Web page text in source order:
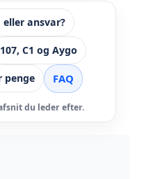
eller ansvar?
107, C1 og Aygo
penge FAQ
du leder efter.